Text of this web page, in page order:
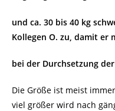
und ca. 30 bis 40 kg
Kollegen O. zu, damit er
bei der Durchsetzung
Die Größe ist meist
viel größer wird nach